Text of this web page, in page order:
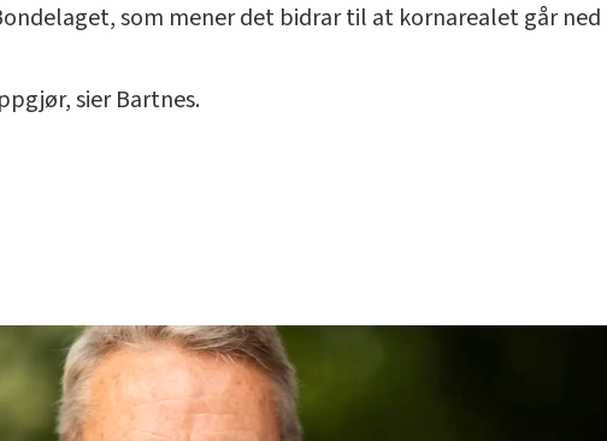
som mener det bidrar til at kornarealet går ned
sier Bartnes.